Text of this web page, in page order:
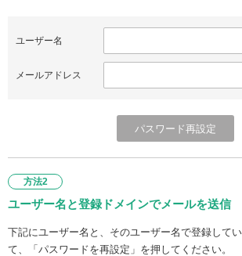
ユーザー名
メールアドレス
方法2
ユーザー名と登録ドメインでメールを送信
下記にユーザー名と、そのユーザー名で登録して
て、「パスワードを再設定」を押してください。